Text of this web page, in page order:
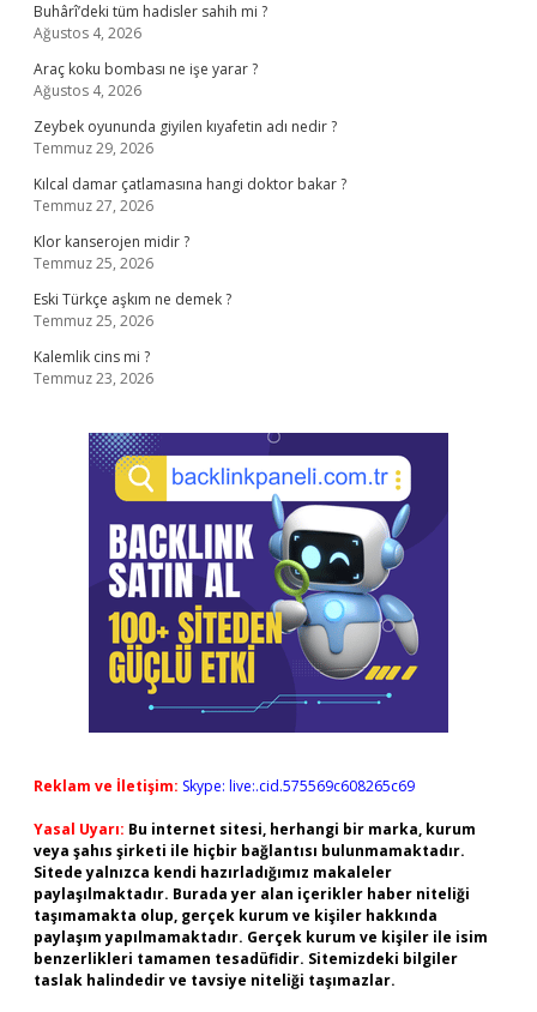
Buhârî’deki tüm hadisler sahih mi ?
Ağustos 4, 2026
Araç koku bombası ne işe yarar ?
Ağustos 4, 2026
Zeybek oyununda giyilen kıyafetin adı nedir ?
Temmuz 29, 2026
Kılcal damar çatlamasına hangi doktor bakar ?
Temmuz 27, 2026
Klor kanserojen midir ?
Temmuz 25, 2026
Eski Türkçe aşkım ne demek ?
Temmuz 25, 2026
Kalemlik cins mi ?
Temmuz 23, 2026
Reklam ve İletişim: Skype: live:.cid.575569c608265c69
Yasal Uyarı: Bu internet sitesi, herhangi bir marka, kurum
veya şahıs şirketi ile hiçbir bağlantısı bulunmamaktadır.
Sitede yalnızca kendi hazırladığımız makaleler
paylaşılmaktadır. Burada yer alan içerikler haber niteliği
taşımamakta olup, gerçek kurum ve kişiler hakkında
paylaşım yapılmamaktadır. Gerçek kurum ve kişiler ile isim
benzerlikleri tamamen tesadüfidir. Sitemizdeki bilgiler
taslak halindedir ve tavsiye niteliği taşımazlar.